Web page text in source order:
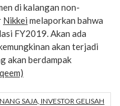
di kalangan non-
Nikkei melaporkan bahwa
FY2019. Akan ada
akan terjadi
akan berdampak
SAJA, INVESTOR GELISAH